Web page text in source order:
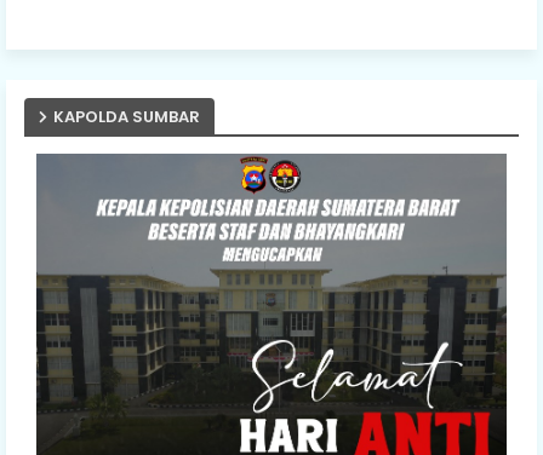
KAPOLDA SUMBAR